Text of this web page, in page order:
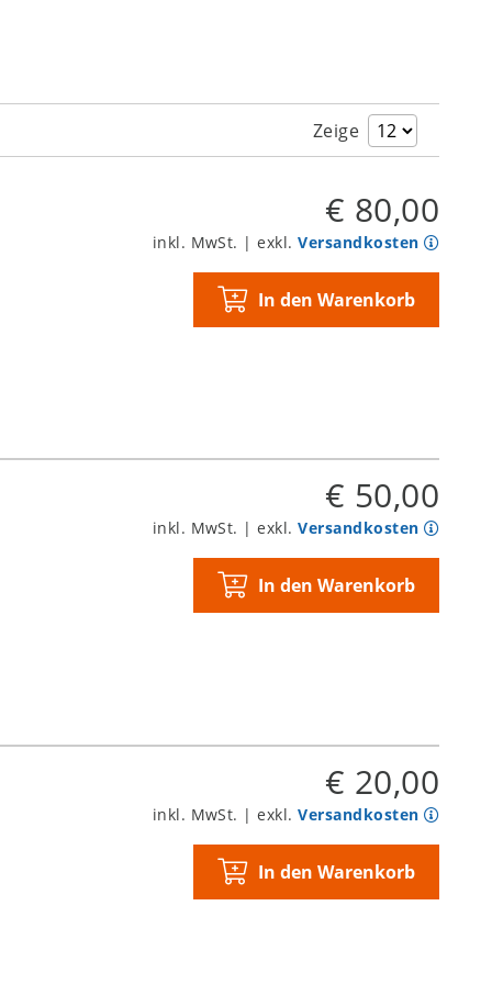
Zeige
€ 80,00
inkl. MwSt. | exkl.Versandkosten
In den Warenkorb
€ 50,00
inkl. MwSt. | exkl.Versandkosten
In den Warenkorb
€ 20,00
inkl. MwSt. | exkl.Versandkosten
In den Warenkorb